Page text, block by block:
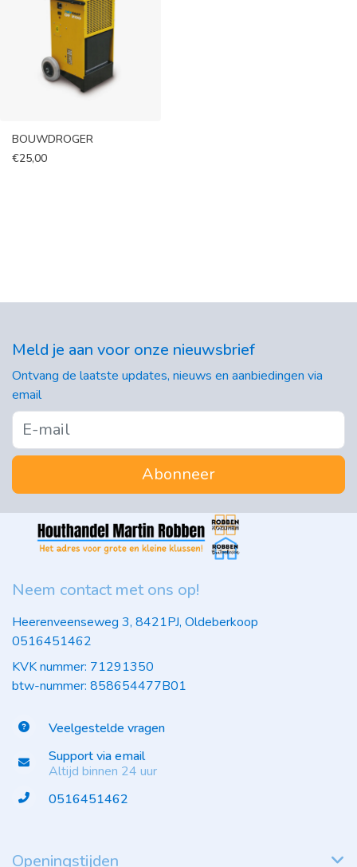
BOUWDROGER
€25,00
Meld je aan voor onze nieuwsbrief
Ontvang de laatste updates, nieuws en aanbiedingen via
email
Abonneer
Neem contact met ons op!
Heerenveenseweg 3, 8421PJ, Oldeberkoop
0516451462
KVK nummer: 71291350
btw-nummer: 858654477B01
Veelgestelde vragen
Support via email
Altijd binnen 24 uur
0516451462
Openingstijden